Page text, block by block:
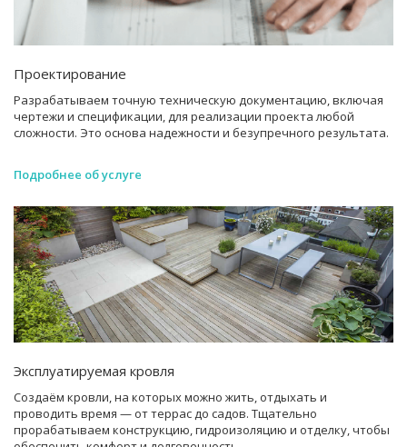
Проектирование
Разрабатываем точную техническую документацию, включая
чертежи и спецификации, для реализации проекта любой
сложности. Это основа надежности и безупречного результата.
Подробнее об услуге
Эксплуатируемая кровля
Создаём кровли, на которых можно жить, отдыхать и
проводить время — от террас до садов. Тщательно
прорабатываем конструкцию, гидроизоляцию и отделку, чтобы